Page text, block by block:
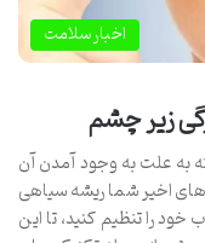
اخبار سلامت
زیر چشم
به علت به وجود آمدن آن
اخیر شما ریشه سیاهی
را تنظیم کنید، تا این